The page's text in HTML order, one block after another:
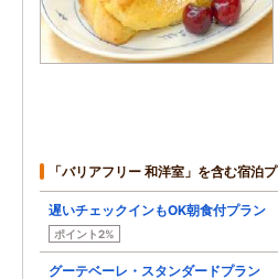
「バリアフリー 和洋室」を含む宿泊
遅いチェックインもOK朝食付プラン
ポイント2%
グーテベーレ・スタンダードプラン